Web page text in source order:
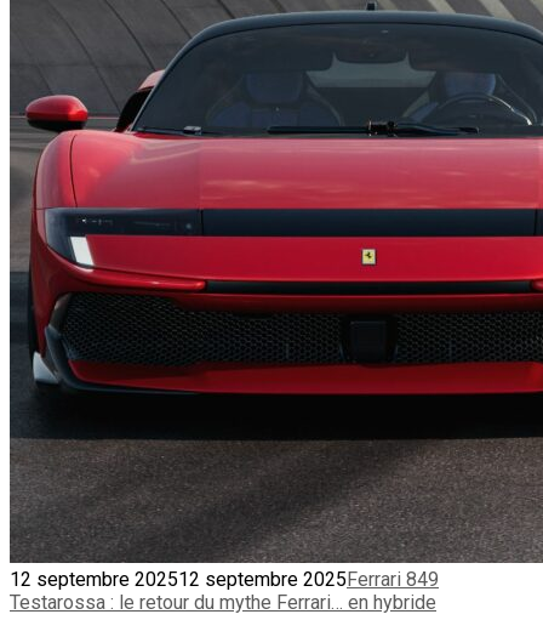
12 septembre 202512 septembre 2025Ferrari 849
Testarossa : le retour du mythe Ferrari… en hybride